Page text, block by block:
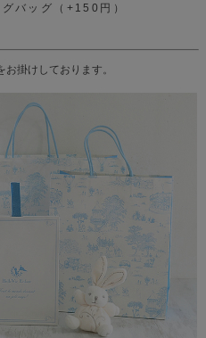
バッグ（+150円）
掛けしております。